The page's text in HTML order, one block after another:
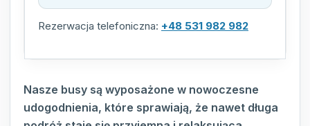
Rezerwacja telefoniczna: +48 531 982 982
Nasze busy są wyposażone w nowoczesne
udogodnienia, które sprawiają, że nawet długa